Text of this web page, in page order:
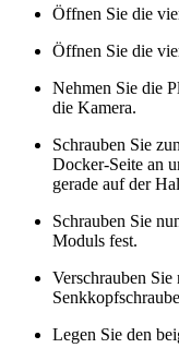
Öffnen Sie die
Öffnen Sie die
Nehmen Sie die
die Kamera.
Schrauben Sie
Docker-Seite an
gerade auf der
Schrauben Sie
Moduls fest.
Verschrauben
Legen Sie den